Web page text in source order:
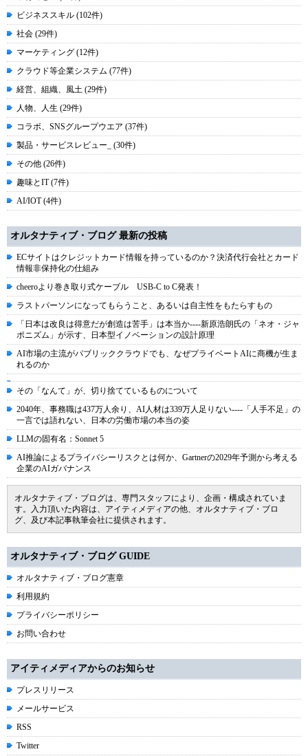
ビジネススキル (102件)
社会 (29件)
マーケティング (12件)
クラウド等企業システム (77件)
経営、組織、風土 (29件)
人物、人生 (29件)
コラボ、SNSグループウエア (37件)
製品・サービスレビュー_ (30件)
その他 (26件)
趣味とIT (7件)
AI/IOT (4件)
オルタナティブ・ブログ 最新の投稿
ECサイトはクレジットカード情報を持っているのか？決済代行会社とカード
情報非保持化の仕組み
cheeroより巻き取り式ケーブル USB-C to C発表！
ラストパーソンになってもらうこと、あるいは自主性をもたらすもの
「日本は改良は得意だが創造は苦手」は本当か----新原浩朗氏の「ネオ・ジャ
ポニズム」が示す、日本型イノベーションの設計原理
AI市場の主流がパブリッククラウドでも、なぜプライベートAIに商機が生ま
れるのか
その「なんて」が、切り捨てているものについて
2040年、事務職は437万人余り、AI人材は339万人足りない----「人手不足」の
一言では語れない、日本の労働市場の本当の姿
LLMの固有名：Sonnet 5
AI推論によるプライバシーリスクとは何か、Gartnerの2029年予測から考える
企業のAIガバナンス
オルタナティブ・ブログは、専門スタッフにより、企画・構成されていま
す。入力頂いた内容は、アイティメディアの他、オルタナティブ・ブロ
グ、及び本記事執筆会社に提供されます。
オルタナティブ・ブログ GUIDE
オルタナティブ・ブログ憲章
利用規約
プライバシーポリシー
お問い合わせ
アイティメディアからのお知らせ
プレスリリース
メールサービス
RSS
Twitter